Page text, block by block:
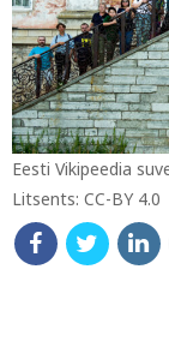
Eesti Vikipeedia
Litsents: CC-BY 4.0